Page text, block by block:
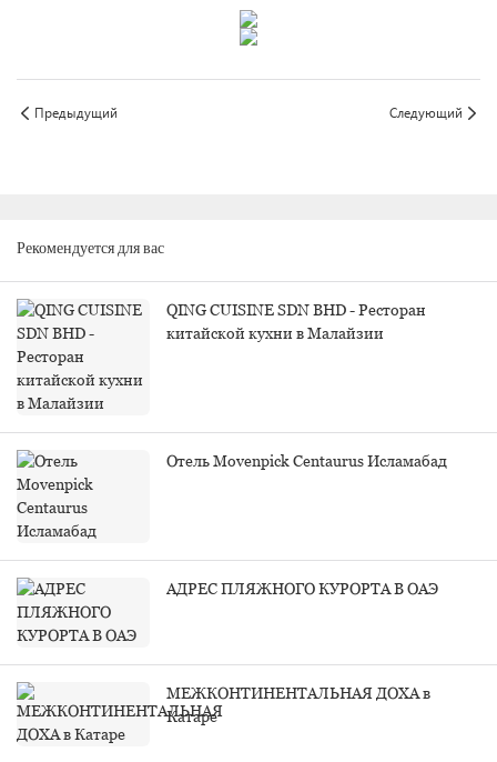
Предыдущий Следующий
Рекомендуется для вас
QING CUISINE SDN BHD - Ресторан
китайской кухни в Малайзии
Отель Movenpick Centaurus Исламабад
АДРЕС ПЛЯЖНОГО КУРОРТА В ОАЭ
МЕЖКОНТИНЕНТАЛЬНАЯ ДОХА в
Катаре